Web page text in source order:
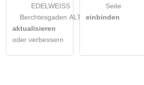
EDELWEISS
Berchtesgaden ALT
aktualisieren
oder verbessern
Seite
einbinden